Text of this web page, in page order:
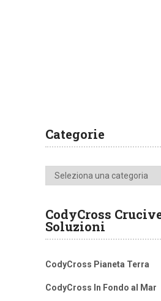
Categorie
Categorie
CodyCross
Soluzioni
CodyCross Pianeta Terra
CodyCross In Fondo al Mar